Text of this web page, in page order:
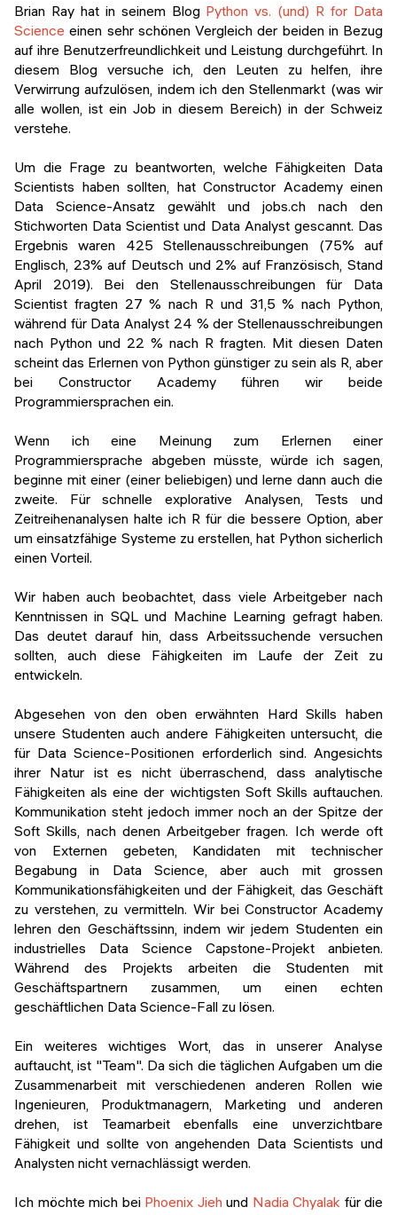
Brian Ray hat in seinem Blog Python vs. (und) R for Data
Scienceeinen sehr schönen Vergleich der beiden in Bezug
auf ihre Benutzerfreundlichkeit und Leistung durchgeführt. In
diesem Blog versuche ich, den Leuten zu helfen, ihre
Verwirrung aufzulösen, indem ich den Stellenmarkt (was wir
alle wollen, ist ein Job in diesem Bereich) in der Schweiz
verstehe.
Um die Frage zu beantworten, welche Fähigkeiten Data
Scientists haben sollten, hat Constructor Academy einen
Data Science-Ansatz gewählt und jobs.ch nach den
Stichworten Data Scientist und Data Analyst gescannt. Das
Ergebnis waren 425 Stellenausschreibungen (75% auf
Englisch, 23% auf Deutsch und 2% auf Französisch, Stand
April 2019). Bei den Stellenausschreibungen für Data
Scientist fragten 27 % nach R und 31,5 % nach Python,
während für Data Analyst 24 % der Stellenausschreibungen
nach Python und 22 % nach R fragten. Mit diesen Daten
scheint das Erlernen von Python günstiger zu sein als R, aber
bei Constructor Academy führen wir beide
Programmiersprachen ein.
Wenn ich eine Meinung zum Erlernen einer
Programmiersprache abgeben müsste, würde ich sagen,
beginne mit einer (einer beliebigen) und lerne dann auch die
zweite. Für schnelle explorative Analysen, Tests und
Zeitreihenanalysen halte ich R für die bessere Option, aber
um einsatzfähige Systeme zu erstellen, hat Python sicherlich
einen Vorteil.
Wir haben auch beobachtet, dass viele Arbeitgeber nach
Kenntnissen in SQL und Machine Learning gefragt haben.
Das deutet darauf hin, dass Arbeitssuchende versuchen
sollten, auch diese Fähigkeiten im Laufe der Zeit zu
entwickeln.
Abgesehen von den oben erwähnten Hard Skills haben
unsere Studenten auch andere Fähigkeiten untersucht, die
für Data Science-Positionen erforderlich sind. Angesichts
ihrer Natur ist es nicht überraschend, dass analytische
Fähigkeiten als eine der wichtigsten Soft Skills auftauchen.
Kommunikation steht jedoch immer noch an der Spitze der
Soft Skills, nach denen Arbeitgeber fragen. Ich werde oft
von Externen gebeten, Kandidaten mit technischer
Begabung in Data Science, aber auch mit grossen
Kommunikationsfähigkeiten und der Fähigkeit, das Geschäft
zu verstehen, zu vermitteln. Wir bei Constructor Academy
lehren den Geschäftssinn, indem wir jedem Studenten ein
industrielles Data Science Capstone-Projekt anbieten.
Während des Projekts arbeiten die Studenten mit
Geschäftspartnern zusammen, um einen echten
geschäftlichen Data Science-Fall zu lösen.
Ein weiteres wichtiges Wort, das in unserer Analyse
auftaucht, ist "Team". Da sich die täglichen Aufgaben um die
Zusammenarbeit mit verschiedenen anderen Rollen wie
Ingenieuren, Produktmanagern, Marketing und anderen
drehen, ist Teamarbeit ebenfalls eine unverzichtbare
Fähigkeit und sollte von angehenden Data Scientists und
Analysten nicht vernachlässigt werden.
Ich möchte mich bei Phoenix Jieh und Nadia Chyalak für die